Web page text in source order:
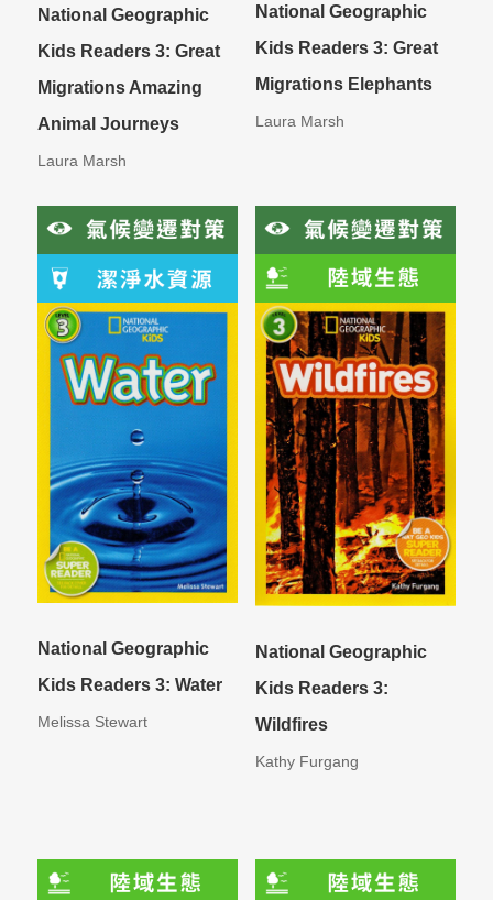
National Geographic
Kids Readers 3: Great
Migrations Amazing
Animal Journeys
Laura Marsh
National Geographic
Kids Readers 3: Great
Migrations Elephants
Laura Marsh
National Geographic
Kids Readers 3: Water
Melissa Stewart
National Geographic
Kids Readers 3:
Wildfires
Kathy Furgang